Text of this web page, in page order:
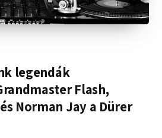
legendák
Flash,
Norman Jay a Dürer